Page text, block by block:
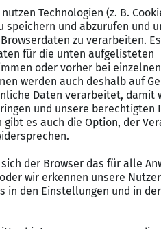
Sie:
Erstellung und
von
Fertigungsprozesse